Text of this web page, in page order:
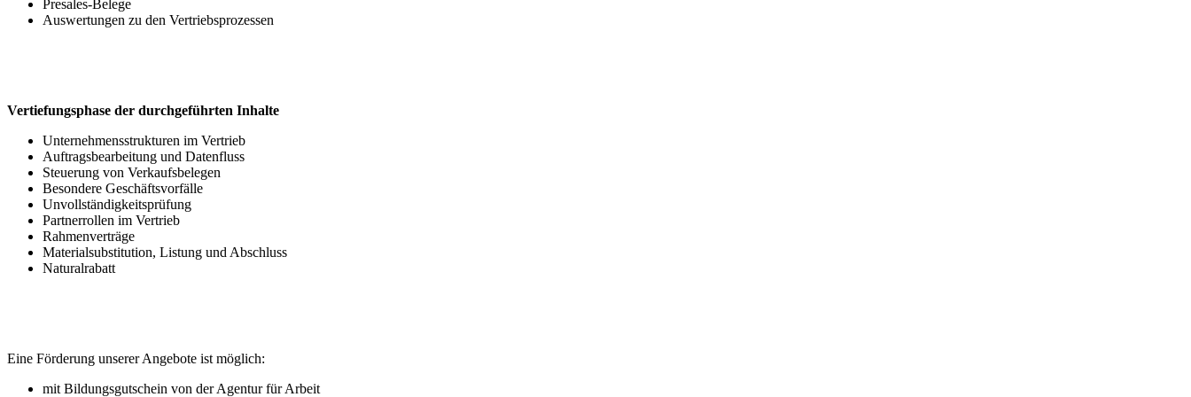
Presales-Belege
Auswertungen zu den Vertriebsprozessen
Vertiefungsphase der durchgeführten Inhalte
Unternehmensstrukturen im Vertrieb
Auftragsbearbeitung und Datenfluss
Steuerung von Verkaufsbelegen
Besondere Geschäftsvorfälle
Unvollständigkeitsprüfung
Partnerrollen im Vertrieb
Rahmenverträge
Materialsubstitution, Listung und Abschluss
Naturalrabatt
Eine Förderung unserer Angebote ist möglich:
mit Bildungsgutschein von der Agentur für Arbeit